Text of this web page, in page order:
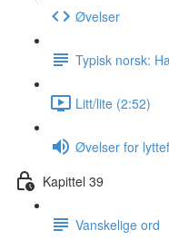
Øvelser
Typisk norsk:
Litt/lite (2:52)
Øvelser for
Kapittel 39
Vanskelige ord